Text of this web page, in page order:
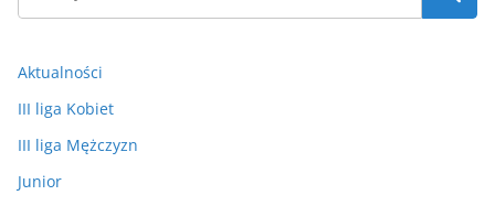
Aktualności
III liga Kobiet
III liga Mężczyzn
Junior